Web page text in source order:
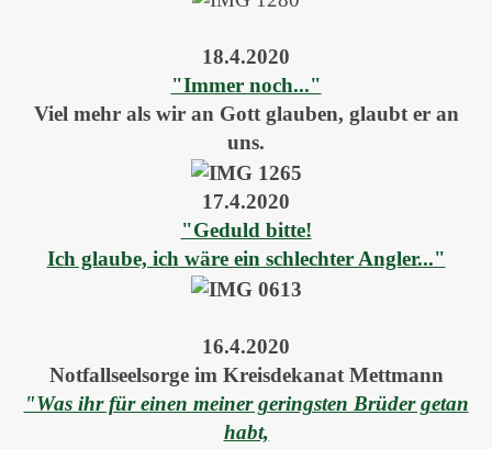
18.4.2020
"Immer noch..."
Viel mehr als wir an Gott glauben, glaubt er an
uns.
17.4.2020
"Geduld bitte!
Ich glaube, ich wäre ein schlechter Angler..."
16.4.2020
Notfallseelsorge im Kreisdekanat Mettmann
"Was ihr für einen meiner geringsten Brüder getan
habt,